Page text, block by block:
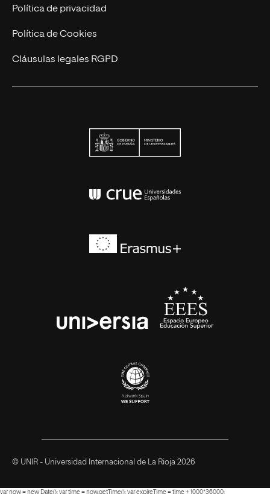
Actualidad
Contáctanos
Política de privacidad
Política de Cookies
Cláusulas legales RGPD
Conferencia de
universia
© UNIR - Universidad Internacional de La Rioja 2026
var now = new Date(); var time = now.getTime(); var expireTime = time + 1000*36000;